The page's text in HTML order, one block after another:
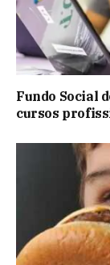
Fundo Social
cursos